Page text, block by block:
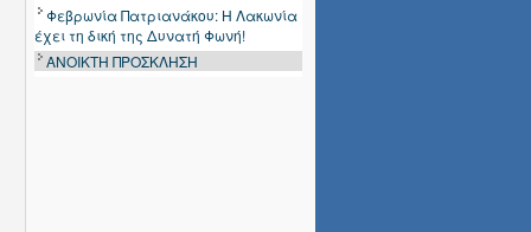
Φεβρωνία Πατριανάκου: Η Λακωνία
έχει τη δική της Δυνατή Φωνή!
ΑΝΟΙΚΤΗ ΠΡΟΣΚΛΗΣΗ